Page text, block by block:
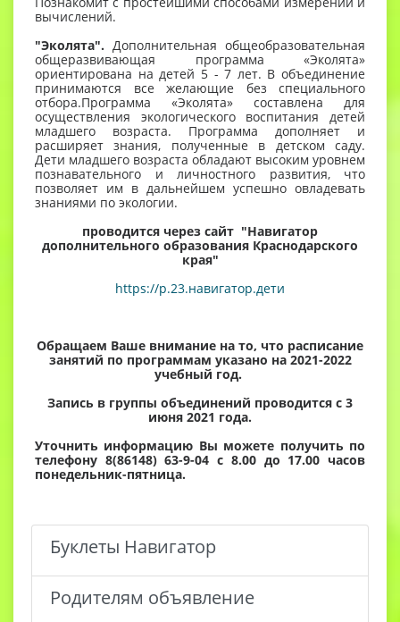
вычислений.
"Эколята". Дополнительная общеобразовательная
общеразвивающая программа «Эколята»
ориентирована на детей 5 - 7 лет. В объединение
принимаются все желающие без специального
отбора.Программа «Эколята» составлена для
осуществления экологического воспитания детей
младшего возраста. Программа дополняет и
расширяет знания, полученные в детском саду.
Дети младшего возраста обладают высоким уровнем
познавательного и личностного развития, что
позволяет им в дальнейшем успешно овладевать
знаниями по экологии.
проводится через сайт "Навигатор
дополнительного образования Краснодарского
края"
https://p.23.навигатор.дети
Обращаем Ваше внимание на то, что расписание
занятий по программам указано на 2021-2022
учебный год.
Запись в группы объединений проводится с 3
июня 2021 года.
Уточнить информацию Вы можете получить по
телефону 8(86148) 63-9-04 с 8.00 до 17.00 часов
понедельник-пятница.
Буклеты Навигатор
Родителям объявление